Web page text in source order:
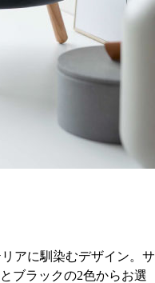
アに馴染むデザイン。サ
ブラックの2色からお選